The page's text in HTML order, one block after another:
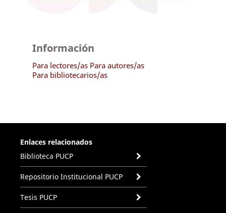
Información
Para lectores/as Para autores/as
Para bibliotecarios/as
Enlaces relacionados
Biblioteca PUCP
Repositorio Institucional PUCP
Tesis PUCP